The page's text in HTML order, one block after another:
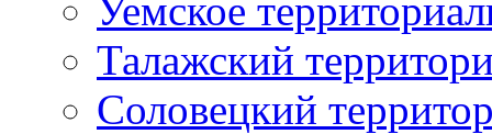
Уемское
Талажский
Соловецкий